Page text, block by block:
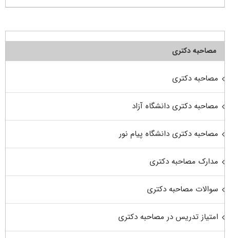
مصاحبه دکتری
مصاحبه دکتری
مصاحبه دکتری دانشگاه آزاد
مصاحبه دکتری دانشگاه پیام نور
مدارک مصاحبه دکتری
سوالات مصاحبه دکتری
امتیاز تدریس در مصاحبه دکتری